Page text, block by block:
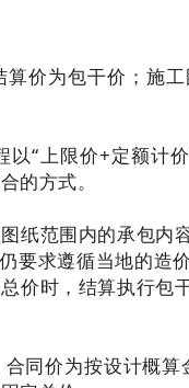
价为包干价；施
以“上限价+定额计
的方式。
纸范围内的承包内
要求遵循当地的造
价时，结算执行包
同价为按设计概